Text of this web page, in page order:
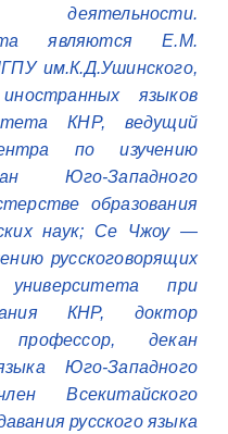
являются Е.М.
им.К.Д.Ушинского,
языков
КНР, ведущий
по изучению
Юго-Западного
образования
наук; Се Чжоу —
русскоговорящих
при
КНР, доктор
профессор, декан
Юго-Западного
Всекитайского
русского языка